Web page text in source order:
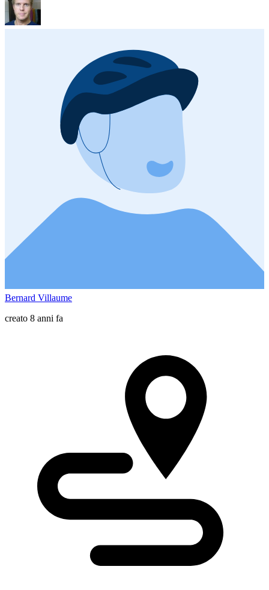
Bernard Villaume
creato 8 anni fa